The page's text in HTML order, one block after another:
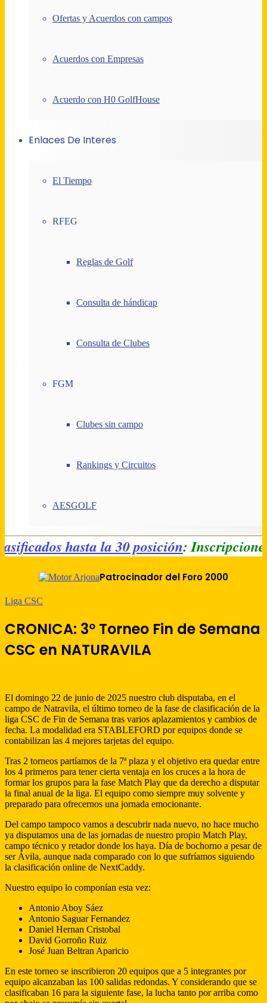
Ofertas y Acuerdos con campos
Acuerdos con Empresas
Acuerdo con H0 GolfHouse
Enlaces De Interes
El Tiempo
RFEG
Reglas de Golf
Consulta de hándicap
Consulta de Clubes
FGM
Clubes sin campo
Rankings y Circuitos
AESGOLF
Clasificados hasta la 30 posición:
Patrocinador del Foro 2000
Liga CSC
CRONICA: 3º Torneo Fin de Semana
CSC en NATURAVILA
El domingo 22 de junio de 2025 nuestro club disputaba, en el
campo de Natravila, el último torneo de la fase de clasificación de la
liga CSC de Fin de Semana tras varios aplazamientos y cambios de
fecha. La modalidad era STABLEFORD por equipos donde se
contabilizan las 4 mejores tarjetas del equipo.
Tras 2 torneos partíamos de la 7ª plaza y el objetivo era quedar entre
los 4 primeros para tener cierta ventaja en los cruces a la hora de
formar los grupos para la fase Match Play que da derecho a disputar
la final anual de la liga. El equipo como siempre muy solvente y
preparado para ofrecernos una jornada emocionante.
Del campo tampoco vamos a descubrir nada nuevo, no hace mucho
ya disputamos una de las jornadas de nuestro propio Match Play,
campo técnico y retador donde los haya. Día de bochorno a pesar de
ser Ávila, aunque nada comparado con lo que sufríamos siguiendo
la clasificación online de NextCaddy.
Nuestro equipo lo componían esta vez:
Antonio Aboy Sáez
Antonio Saguar Fernandez
Daniel Hernan Cristobal
David Gorroño Ruiz
José Juan Beltran Aparicio
En este torneo se inscribieron 20 equipos que a 5 integrantes por
equipo alcanzaban las 100 salidas redondas. Y considerando que se
clasificaban 16 para la siguiente fase, la lucha tanto por arriba como